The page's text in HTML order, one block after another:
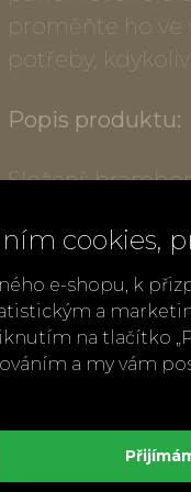
proměňte ho ve
potřeby,
Popis produktu:
Složení:
lauryl sulfate,
voda, parfém,
cinnamal,
17200.
Rozměry
Obsah: vonné
Víčko: jílový
použitelný
cookies,
e-shopu, k
a
na tlačítko
a my vám